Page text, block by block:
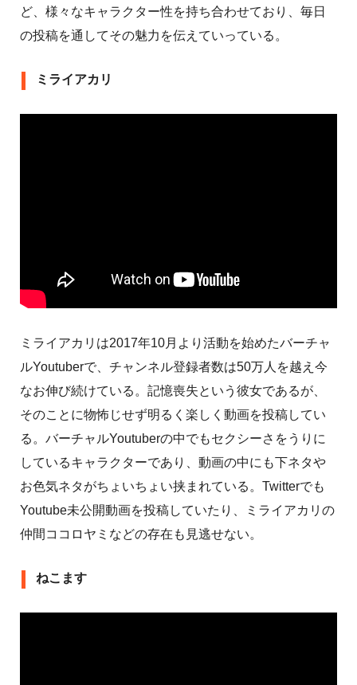
ど、様々なキャラクター性を持ち合わせており、毎日
の投稿を通してその魅力を伝えていっている。
ミライアカリ
ミライアカリは2017年10月より活動を始めたバーチャ
ルYoutuberで、チャンネル登録者数は50万人を越え今
なお伸び続けている。記憶喪失という彼女であるが、
そのことに物怖じせず明るく楽しく動画を投稿してい
る。バーチャルYoutuberの中でもセクシーさをうりに
しているキャラクターであり、動画の中にも下ネタや
お色気ネタがちょいちょい挟まれている。Twitterでも
Youtube未公開動画を投稿していたり、ミライアカリの
仲間ココロヤミなどの存在も見逃せない。
ねこます